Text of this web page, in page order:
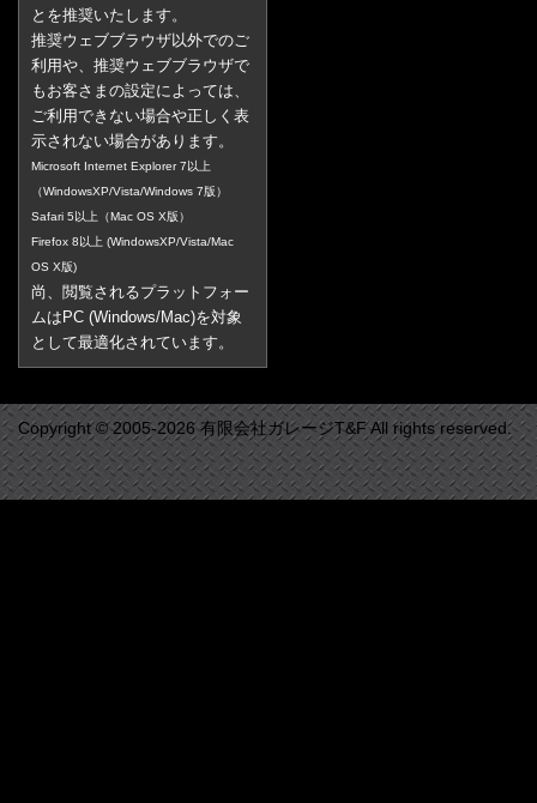
とを推奨いたします。
推奨ウェブブラウザ以外でのご
利用や、推奨ウェブブラウザで
もお客さまの設定によっては、
ご利用できない場合や正しく表
示されない場合があります。
Microsoft Internet Explorer 7以上
（WindowsXP/Vista/Windows 7版）
Safari 5以上（Mac OS X版）
Firefox 8以上 (WindowsXP/Vista/Mac
OS X版)
尚、閲覧されるプラットフォー
ムはPC (Windows/Mac)を対象
として最適化されています。
Copyright © 2005-2026 有限会社ガレージT&F All rights reserved.